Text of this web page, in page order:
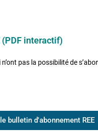
(PDF interactif)
pas la possibilité de
bulletin d'abonnement REE